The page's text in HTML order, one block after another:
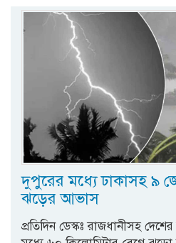
দুপুরের মধ্যে ঢাকাসহ ৯
ঝড়ের আভাস
প্রতিদিন ডেস্কঃ রাজধানীসহ